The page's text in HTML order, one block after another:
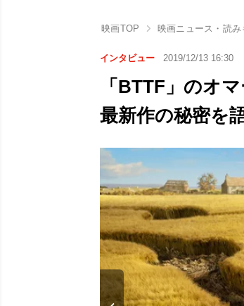
映画TOP 映画ニュース・読み
インタビュー 2019/12/13 16:30
「BTTF」のオ
最新作の秘密を